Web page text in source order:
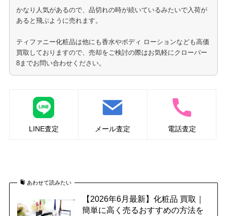
かなり人気があるので、品切れの時が続いているみたいで入荷が
あると飛ぶように売れます。
ティファニー化粧品は他にも香水やボディ ローションなども高価
買取しておりますので、売却をご検討の際はお気軽にクローバー
8までお問い合わせください。
LINE査定 メール査定 電話査定
あわせて読みたい
【2026年6月最新】化粧品 買取｜
簡単に高く売るおすすめの方法を